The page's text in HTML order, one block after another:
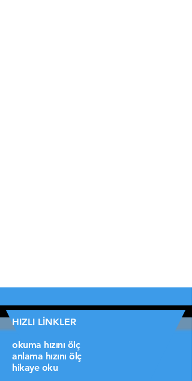
HIZLI LİNKLER
okuma hızını ölç
anlama hızını ölç
hikaye oku